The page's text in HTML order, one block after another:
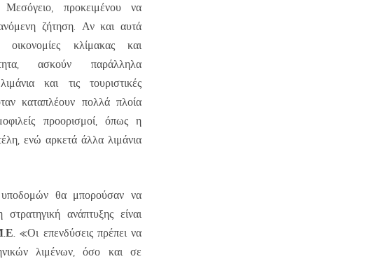
προκειμένου να
ζήτηση. Αν και αυτά
κλίμακας και
ασκούν παράλληλα
και τις τουριστικές
καταπλέουν πολλά πλοία
προορισμοί, όπως η
ενώ αρκετά άλλα λιμάνια
υποδομών θα μπορούσαν να
ανάπτυξης είναι
«Οι επενδύσεις πρέπει να
λιμένων, όσο και σε